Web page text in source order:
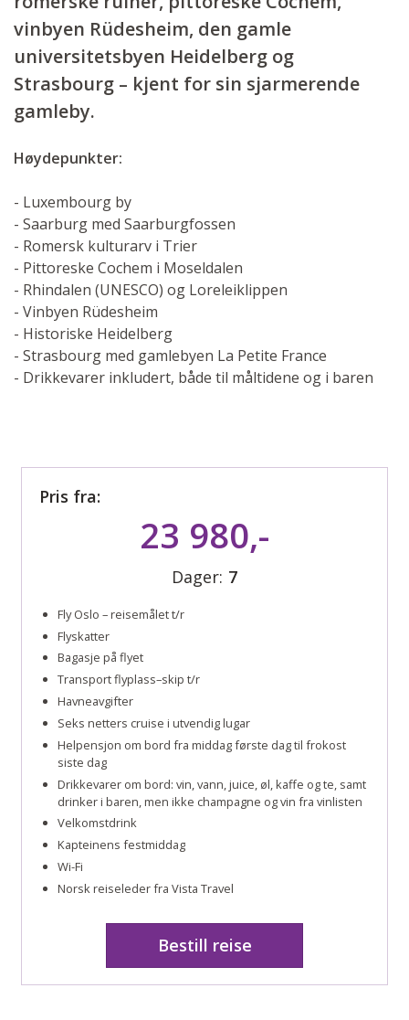
vinbyen Rüdesheim, den gamle
universitetsbyen Heidelberg og
Strasbourg – kjent for sin sjarmerende
gamleby.
Høydepunkter:
- Luxembourg by
- Saarburg med Saarburgfossen
- Romersk kulturarv i Trier
- Pittoreske Cochem i Moseldalen
- Rhindalen (UNESCO) og Loreleiklippen
- Vinbyen Rüdesheim
- Historiske Heidelberg
- Strasbourg med gamlebyen La Petite France
- Drikkevarer inkludert, både til måltidene og i baren
Pris fra:
23 980,-
Dager: 7
Fly Oslo – reisemålet t/r
Flyskatter
Bagasje på flyet
Transport flyplass–skip t/r
Havneavgifter
Seks netters cruise i utvendig lugar
Helpensjon om bord fra middag første dag til frokost
siste dag
Drikkevarer om bord: vin, vann, juice, øl, kaffe og te, samt
drinker i baren, men ikke champagne og vin fra vinlisten
Velkomstdrink
Kapteinens festmiddag
Wi-Fi
Norsk reiseleder fra Vista Travel
Bestill reise